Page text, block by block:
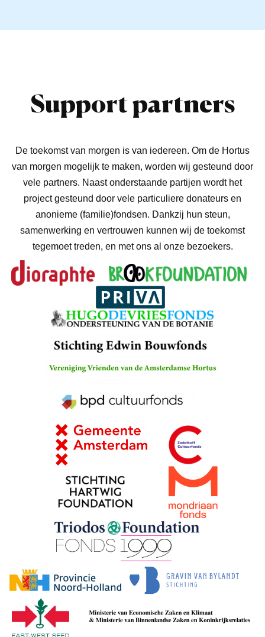
Support partners
De toekomst van morgen is van iedereen. Om de Hortus
van morgen mogelijk te maken, worden wij gesteund door
vele partners. Naast onderstaande partijen wordt het
project gesteund door vele particuliere donateurs en
anonieme (familie)fondsen. Dankzij hun steun,
samenwerking en vertrouwen kunnen wij de toekomst
tegemoet treden, en met ons al onze bezoekers.